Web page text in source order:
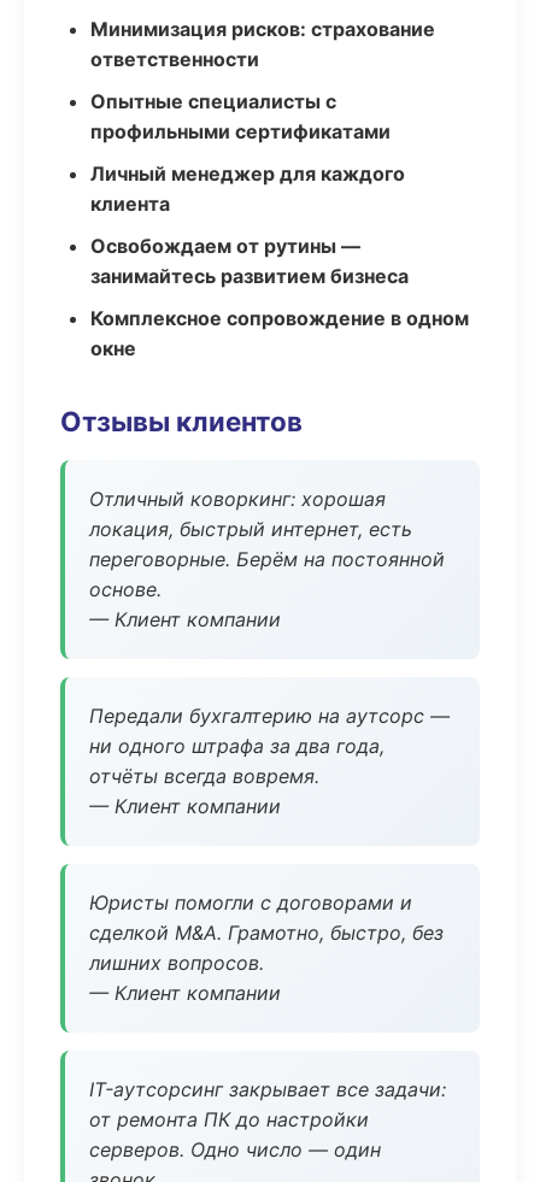
Минимизация рисков: страхование
ответственности
Опытные специалисты с
профильными сертификатами
Личный менеджер для каждого
клиента
Освобождаем от рутины —
занимайтесь развитием бизнеса
Комплексное сопровождение в одном
окне
Отзывы клиентов
Отличный коворкинг: хорошая
локация, быстрый интернет, есть
переговорные. Берём на постоянной
основе.
— Клиент компании
Передали бухгалтерию на аутсорс —
ни одного штрафа за два года,
отчёты всегда вовремя.
— Клиент компании
Юристы помогли с договорами и
сделкой M&A. Грамотно, быстро, без
лишних вопросов.
— Клиент компании
IT-аутсорсинг закрывает все задачи:
от ремонта ПК до настройки
серверов. Одно число — один